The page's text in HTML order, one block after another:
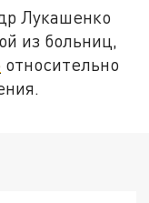
Лукашенко
из больниц,
относительно